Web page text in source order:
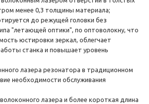
менее 0,3 толщины материала;
до режущей головки без
"летающей оптики", по оптоволокну, что
юстировки зеркал, облегчает
станка и повышает уровень
лазера резонатора в традиционном
необходимости обслуживания
лазера и более короткая длина